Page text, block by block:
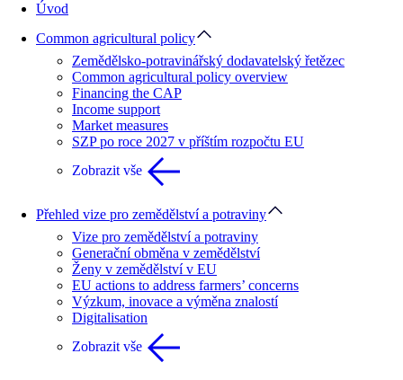
Úvod
Common agricultural policy
Zemědělsko-potravinářský dodavatelský řetězec
Common agricultural policy overview
Financing the CAP
Income support
Market measures
SZP po roce 2027 v příštím rozpočtu EU
Zobrazit vše
Přehled vize pro zemědělství a potraviny
Vize pro zemědělství a potraviny
Generační obměna v zemědělství
Ženy v zemědělství v EU
EU actions to address farmers’ concerns
Výzkum, inovace a výměna znalostí
Digitalisation
Zobrazit vše